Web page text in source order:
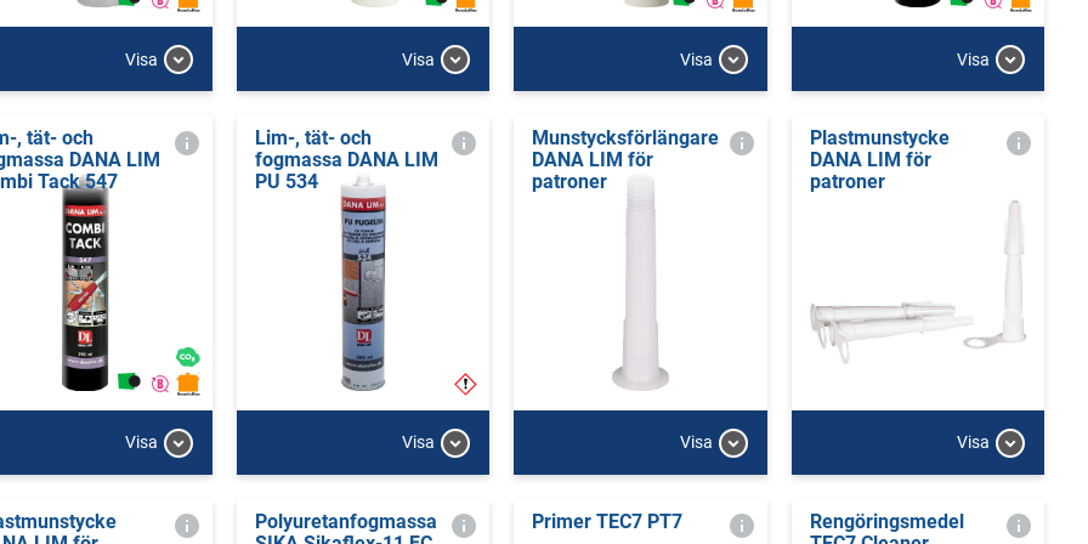
Visa Visa Visa Visa
, tät- och
DANA LIM
Tack 547
Visa
Lim-, tät- och
fogmassa DANA LIM
PU 534
Visa
Munstycksförlängare
DANA LIM för
patroner
Visa
Plastmunstycke
DANA LIM för
patroner
Visa
Polyuretanfogmassa
Primer TEC7 PT7
Rengöringsmedel